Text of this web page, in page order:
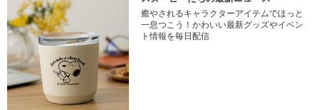
癒やされるキャラクターアイテムでほっと
一息つこう！かわいい最新グッズやイベン
ト情報を毎日配信